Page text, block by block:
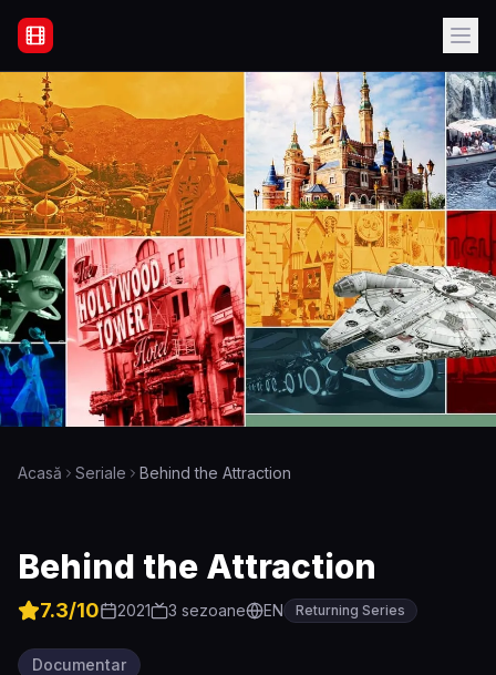
Filme Online Subtitrate - Acasă
Acasă Seriale Behind the Attraction
Behind the Attraction
7.3/10 2021 3 sezoane EN Returning Series
Documentar